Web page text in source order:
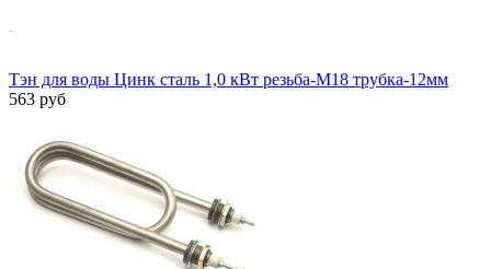
Тэн для воды Цинк сталь 1,0 кВт резьба-М18 трубка-12мм
563 руб